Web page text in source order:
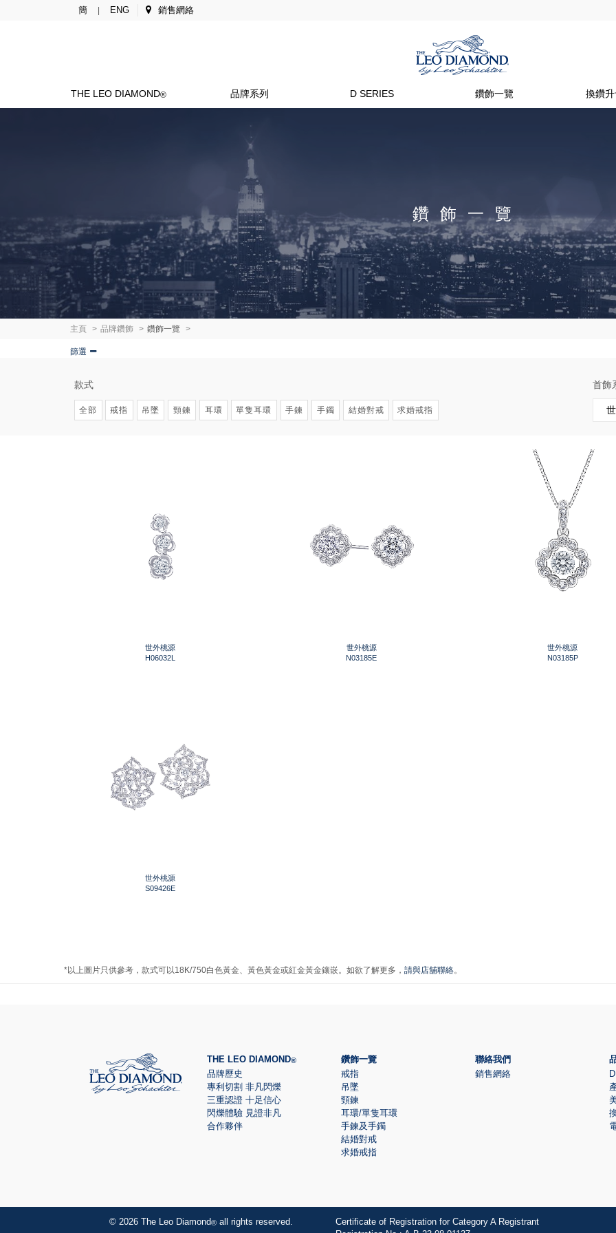
簡 ENG 銷售網絡
THE LEO DIAMOND® 品牌系列 D SERIES 鑽飾一覽 換鑽
鑽飾一覽
主頁 品牌鑽飾 鑽飾一覽
篩選
款式
全部 戒指 吊墜 頸鍊 耳環 單隻耳環 手鍊 手鐲 結婚對戒 求婚戒指
首飾
世外桃源
H06032L
世外桃源
N03185E
世外桃源
N03185P
世外桃源
S09426E
*以上圖片只供參考，款式可以18K/750白色黃金、黃色黃金或紅金黃金鑲嵌。如欲了解更多， 請與店舖聯絡。
THE LEO DIAMOND®
品牌歷史
專利切割 非凡閃爍
三重認證 十足信心
閃爍體驗 見證非凡
合作夥伴
鑽飾一覽
戒指
吊墜
頸鍊
耳環/單隻耳環
手鍊及手鐲
結婚對戒
求婚戒指
聯絡我們
銷售網絡
© 2026 The Leo Diamond®all rights reserved.
Certificate of Registration for Category A Registrant